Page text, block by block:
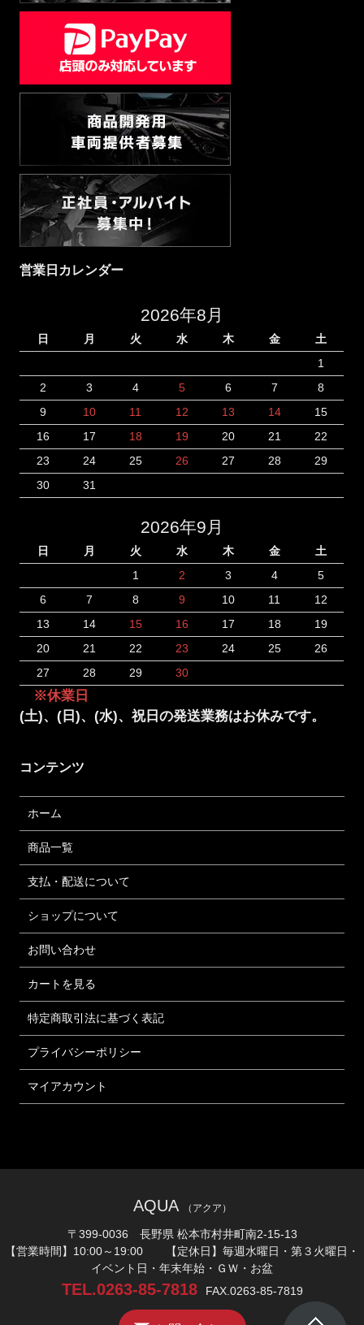
営業日カレンダー
2026年8月
日 月 火 水 木 金
土
1
2
3 4 5 6 7
8
9
10 11 12 13 14
15
16
17 18 19 20 21
22
23
24 25 26 27 28
29
30
31
2026年9月
日 月 火 水 木 金
土
1
2 3 4
5
6
7 8 9 10 11
12
13
14 15 16 17 18
19
20
21 22 23 24 25
26
27
28 29 30
※休業日
(土)、(日)、(水)、祝日の発送業務はお休みです。
コンテンツ
ホーム
商品一覧
支払・配送について
ショップについて
お問い合わせ
カートを見る
特定商取引法に基づく表記
プライバシーポリシー
マイアカウント
AQUA （アクア）
〒399-0036 長野県 松本市村井町南2-15-13
【営業時間】10:00～19:00 【定休日】毎週水曜日・第３火曜日・
イベント日・年末年始・ＧＷ・お盆
TEL.0263-85-7818 FAX.0263-85-7819